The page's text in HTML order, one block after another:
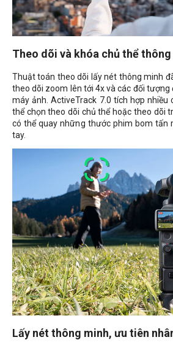
Theo dõi và khóa chủ thể
Thuật toán theo dõi lấy nét thông minh
theo dõi zoom lên tới 4x và các đối tượng
máy ảnh. ActiveTrack 7.0 tích hợp nhiều
thể chọn theo dõi chủ thể hoặc theo dõi
có thể quay những thước phim bom tấn
tay.
Lấy nét thông minh, ưu tiên